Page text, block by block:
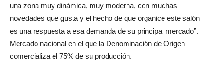
una zona muy dinámica, muy moderna, con muchas
novedades que gusta y el hecho de que organice este salón
es una respuesta a esa demanda de su principal mercado”.
Mercado nacional en el que la Denominación de Origen
comercializa el 75% de su producción.